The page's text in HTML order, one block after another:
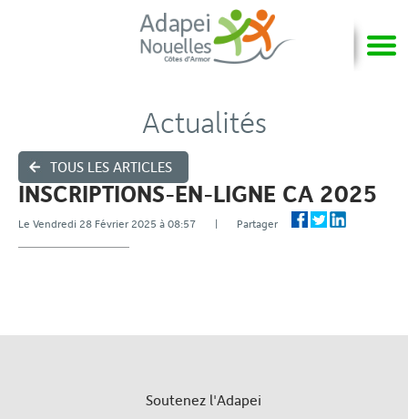
TOUS LES ARTICLES
Actualités
INSCRIPTIONS-EN-LIGNE CA 2025
Le Vendredi 28 Février 2025 à 08:57 | Partager
Soutenez l'Adapei